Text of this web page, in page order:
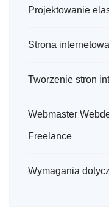
Projektowanie
Strona
Tworzenie stron
Webmaster
Freelance
Wymagania